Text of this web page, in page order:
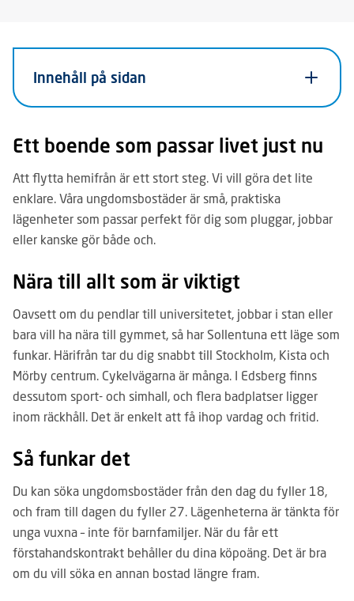
Innehåll på sidan
Ett boende som passar livet just nu
Att flytta hemifrån är ett stort steg. Vi vill göra det lite
enklare. Våra ungdomsbostäder är små, praktiska
lägenheter som passar perfekt för dig som pluggar, jobbar
eller kanske gör både och.
Nära till allt som är viktigt
Oavsett om du pendlar till universitetet, jobbar i stan eller
bara vill ha nära till gymmet, så har Sollentuna ett läge som
funkar. Härifrån tar du dig snabbt till Stockholm, Kista och
Mörby centrum. Cykelvägarna är många. I Edsberg finns
dessutom sport- och simhall, och flera badplatser ligger
inom räckhåll. Det är enkelt att få ihop vardag och fritid.
Så funkar det
Du kan söka ungdomsbostäder från den dag du fyller 18,
och fram till dagen du fyller 27. Lägenheterna är tänkta för
unga vuxna – inte för barnfamiljer. När du får ett
förstahandskontrakt behåller du dina köpoäng. Det är bra
om du vill söka en annan bostad längre fram.